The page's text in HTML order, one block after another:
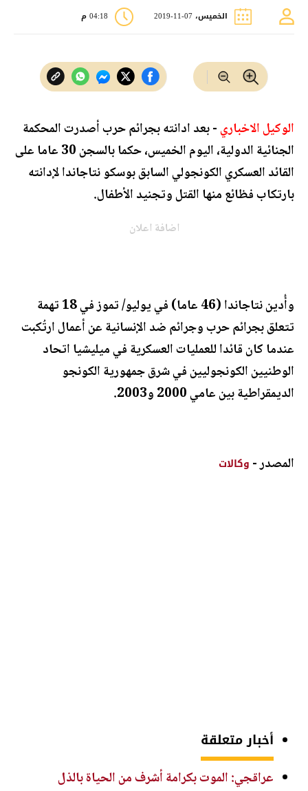
الخميس، 07-11-2019 04:18 م
الوكيل الاخباري- بعد ادانته بجرائم حرب أصدرت المحكمة
الجنائية الدولية، اليوم الخميس، حكما بالسجن 30 عاما على
القائد العسكري الكونجولي السابق بوسكو نتاجاندا لإدانته
بارتكاب فظائع منها القتل وتجنيد الأطفال.
اضافة اعلان
وأُدين نتاجاندا (46 عاما) في يوليو/ تموز في 18 تهمة
تتعلق بجرائم حرب وجرائم ضد الإنسانية عن أعمال ارتُكبت
عندما كان قائدا للعمليات العسكرية في ميليشيا اتحاد
الوطنيين الكونجوليين في شرق جمهورية الكونجو
الديمقراطية بين عامي 2000 و2003.
المصدر - وكالات
أخبار متعلقة
عراقجي: الموت بكرامة أشرف من الحياة بالذل